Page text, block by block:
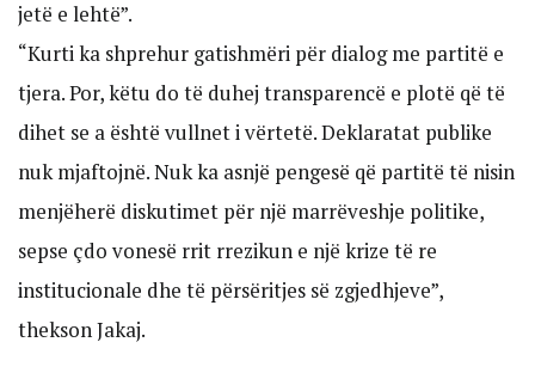
jetë e lehtë”.
“Kurti ka shprehur gatishmëri për dialog me partitë e
tjera. Por, këtu do të duhej transparencë e plotë që të
dihet se a është vullnet i vërtetë. Deklaratat publike
nuk mjaftojnë. Nuk ka asnjë pengesë që partitë të nisin
menjëherë diskutimet për një marrëveshje politike,
sepse çdo vonesë rrit rrezikun e një krize të re
institucionale dhe të përsëritjes së zgjedhjeve”,
thekson Jakaj.